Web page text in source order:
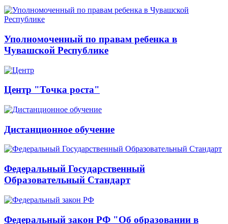
Уполномоченный по правам ребенка в
Чувашской Республике
Центр "Точка роста"
Дистанционное обучение
Федеральный Государственный
Образовательный Стандарт
Федеральный закон РФ "Об образовании в